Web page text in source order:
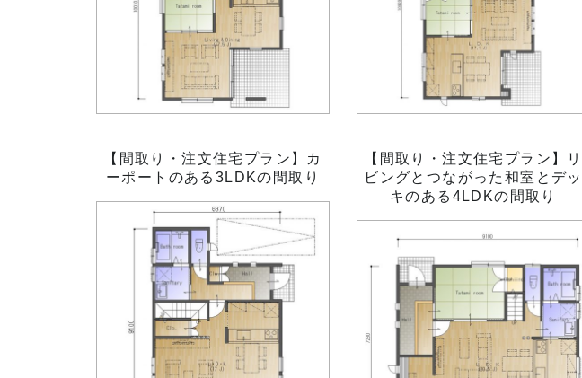
【間取り・注文住宅プラン】カ
ーポートのある3LDKの間取り
【間取り・注文住宅プラン】リ
ビングとつながった和室とデッ
キのある4LDKの間取り